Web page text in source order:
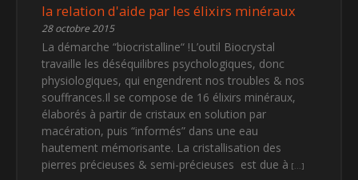
la relation d'aide par les élixirs minéraux
28 octobre 2015
La démarche “biocristalline“ !L’outil Biocrystal
travaille les déséquilibres psychologiques, donc
physiologiques, qui engendrent nos troubles & nos
souffrances.Il se compose de 16 élixirs minéraux,
élaborés à partir de cristaux en solution par
macération, puis “informés” dans une eau
hautement mémorisante. La cristallisation des
pierres précieuses & semi-précieuses est due à